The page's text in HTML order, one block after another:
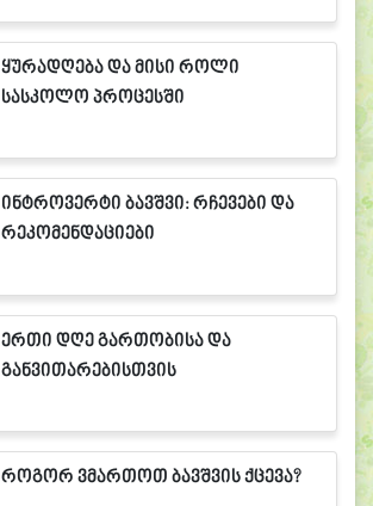
ყურადღება და მისი როლი
სასკოლო პროცესში
ინტროვერტი ბავშვი: რჩევები და
რეკომენდაციები
ერთი დღე გართობისა და
განვითარებისთვის
როგორ ვმართოთ ბავშვის ქცევა?